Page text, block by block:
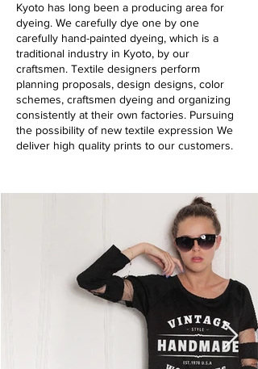
Kyoto has long been a producing area for
dyeing. We carefully dye one by one
carefully hand-painted dyeing, which is a
traditional industry in Kyoto, by our
craftsmen. Textile designers perform
planning proposals, design designs, color
schemes, craftsmen dyeing and organizing
consistently at their own factories. Pursuing
the possibility of new textile expression We
deliver high quality prints to our customers.